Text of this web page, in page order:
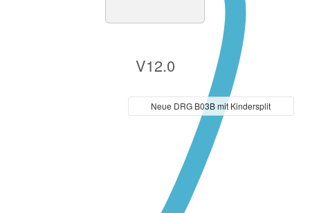
V12.0
Neue DRG B03B mit Kindersplit